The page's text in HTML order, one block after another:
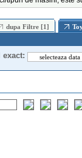
dupa Filtre [1]